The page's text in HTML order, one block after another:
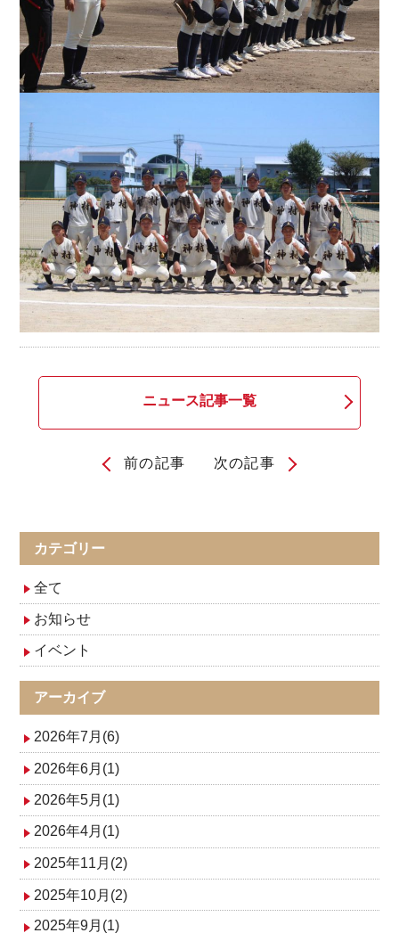
ニュース記事一覧
ナ
ビ
ゲ
ー
シ
ョ
ン
前の記事 次の記事
カテゴリー
全て
お知らせ
イベント
アーカイブ
2026年7月(6)
2026年6月(1)
2026年5月(1)
2026年4月(1)
2025年11月(2)
2025年10月(2)
2025年9月(1)